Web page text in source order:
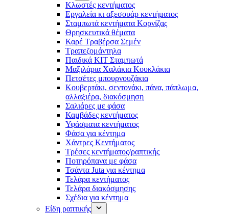
Κλωστές κεντήματος
Eργαλεία κι αξεσουάρ κεντήματος
Σταμπωτά κεντήματα Κορνίζας
Θρησκευτικά θέματα
Καρέ Τραβέρσα Σεμέν
Τραπεζομάντηλα
Παιδικά KIT Σταμπωτά
Μαξιλάρια Χαλάκια Κουκλάκια
Πετσέτες μπουρνουζάκια
Κουβερτάκι, σεντονάκι, πάνα, πάπλωμα,
αλλαξιέρα, διακόσμηση
Σαλιάρες με φάσα
Καμβάδες κεντήματος
Υφάσματα κεντήματος
Φάσα για κέντημα
Χάντρες Κεντήματος
Τρέσες κεντήματος/ραπτικής
Ποτηρόπανα με φάσα
Τσάντα Juta για κέντημα
Τελάρα κεντήματος
Τελάρα διακόσμησης
Σχέδια για κέντημα
Είδη ραπτικής